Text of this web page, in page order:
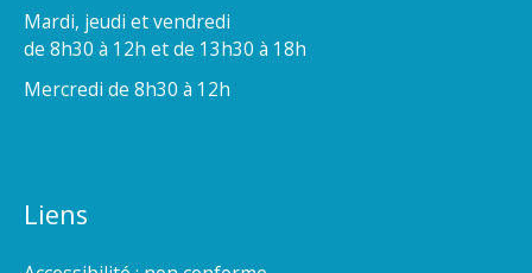
Mardi, jeudi et vendredi
de 8h30 à 12h et de 13h30 à 18h
Mercredi de 8h30 à 12h
Liens